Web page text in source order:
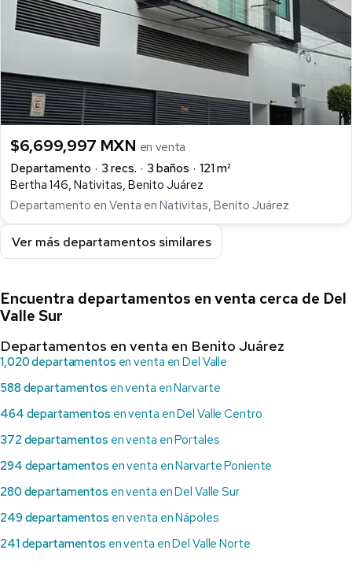
$6,699,997 MXN en venta
Departamento
3 recs. 3 baños
121 m²
Bertha 146, Nativitas, Benito Juárez
Departamento en Venta en Nativitas, Benito Juárez
Ver más departamentos similares
Encuentra departamentos en venta cerca de Del
Valle Sur
Departamentos en venta en Benito Juárez
1,020 departamentos en venta en Del Valle
588 departamentos en venta en Narvarte
464 departamentos en venta en Del Valle Centro
372 departamentos en venta en Portales
294 departamentos en venta en Narvarte Poniente
280 departamentos en venta en Del Valle Sur
249 departamentos en venta en Nápoles
241 departamentos en venta en Del Valle Norte